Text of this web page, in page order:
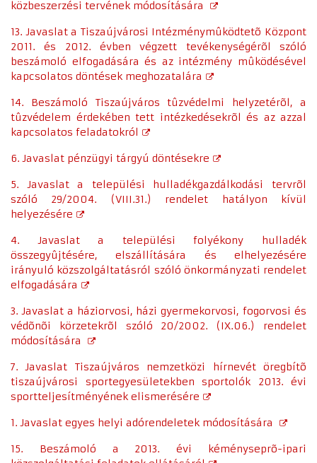
közbeszerzési tervének módosítására
13. Javaslat a Tiszaújvárosi Intézménymûködtetõ Központ
2011. és 2012. évben végzett tevékenységérõl szóló
beszámoló elfogadására és az intézmény mûködésével
kapcsolatos döntések meghozatalára
14. Beszámoló Tiszaújváros tûzvédelmi helyzetérõl, a
tûzvédelem érdekében tett intézkedésekrõl és az azzal
kapcsolatos feladatokról
6. Javaslat pénzügyi tárgyú döntésekre
5. Javaslat a települési hulladékgazdálkodási tervrõl
szóló 29/2004. (VIII.31.) rendelet hatályon kívül
helyezésére
4. Javaslat a települési folyékony hulladék
összegyûjtésére, elszállítására és elhelyezésére
irányuló közszolgáltatásról szóló önkormányzati rendelet
elfogadására
3. Javaslat a háziorvosi, házi gyermekorvosi, fogorvosi és
védõnõi körzetekrõl szóló 20/2002. (IX.06.) rendelet
módosítására
7. Javaslat Tiszaújváros nemzetközi hírnevét öregbítõ
tiszaújvárosi sportegyesületekben sportolók 2013. évi
sportteljesítményének elismerésére
1. Javaslat egyes helyi adórendeletek módosítására
15. Beszámoló a 2013. évi kéményseprõ-ipari